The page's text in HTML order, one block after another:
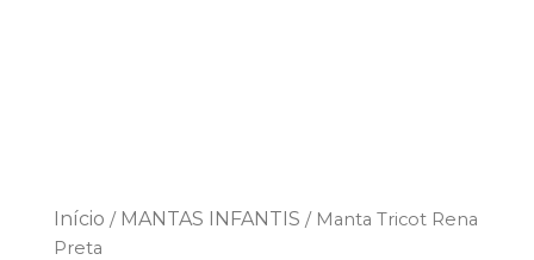
Início / MANTAS INFANTIS / Manta Tricot Rena
Preta